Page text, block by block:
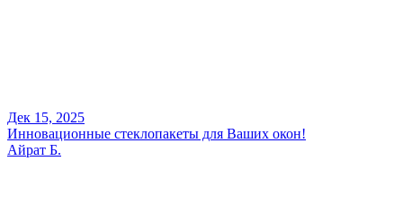
Дек 15, 2025
Инновационные стеклопакеты для Ваших окон!
Айрат Б.